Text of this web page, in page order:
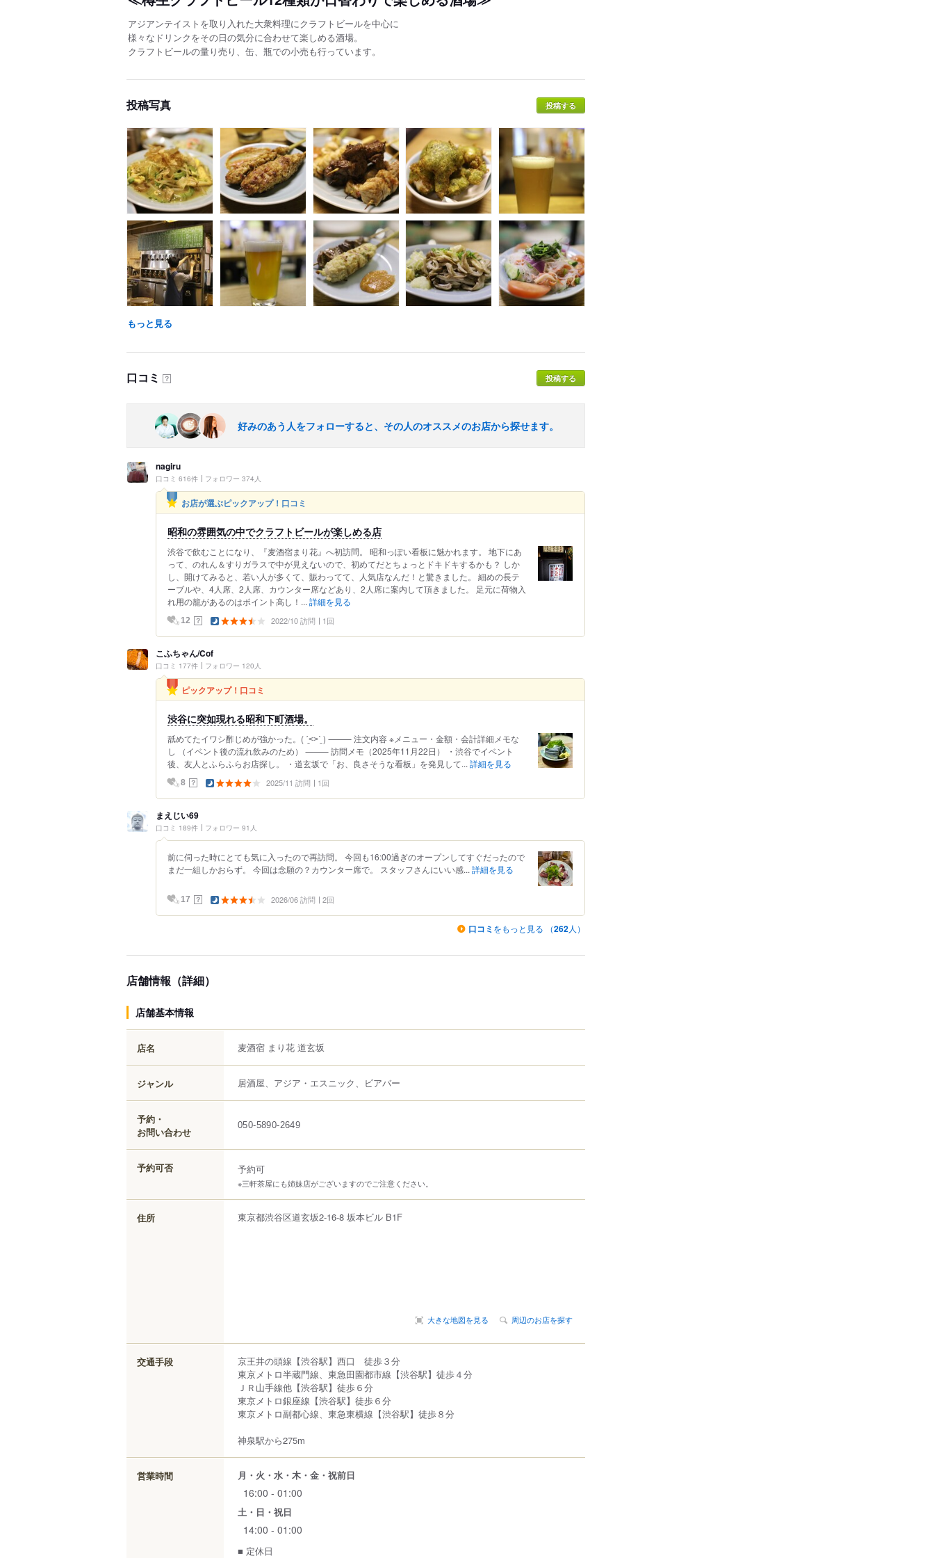
アジアンテイストを取り入れた大衆料理にクラフトビールを中心に
様々なドリンクをその日の気分に合わせて楽しめる酒場。
クラフトビールの量り売り、缶、瓶での小売も行っています。
投稿写真 投稿する
もっと見る
口コミ ？ 投稿する
好みのあう人をフォローすると、その人のオススメのお店から探せます。
nagiru
口コミ 616件 フォロワー 374人
お店が選ぶピックアップ！口コミ
昭和の雰囲気の中でクラフトビールが楽しめる店
渋谷で飲むことになり、『麦酒宿まり花』へ初訪問。 昭和っぽい看板に魅かれます。 地下にあ
って、のれん＆すりガラスで中が見えないので、初めてだとちょっとドキドキするかも？ しか
し、開けてみると、若い人が多くて、賑わってて、人気店なんだ！と驚きました。 細めの長テ
ーブルや、4人席、2人席、カウンター席などあり、2人席に案内して頂きました。 足元に荷物入
れ用の籠があるのはポイント高し！... 詳細を見る
12 ？ 2022/10 訪問 1回
こふちゃん/Cof
口コミ 177件 フォロワー 120人
ピックアップ！口コミ
渋谷に突如現れる昭和下町酒場。
舐めてたイワシ酢じめが強かった。( ˊ̱˂˃ˋ̱ ) ⸻ 注文内容 ※メニュー・金額・会計詳細メモな
し （イベント後の流れ飲みのため） ⸻ 訪問メモ（2025年11月22日） ・渋谷でイベント
後、友人とふらふらお店探し。 ・道玄坂で「お、良さそうな看板」を発見して... 詳細を見る
8 ？ 2025/11 訪問 1回
まえじい69
口コミ 189件 フォロワー 91人
前に伺った時にとても気に入ったので再訪問。 今回も16:00過ぎのオープンしてすぐだったので
まだ一組しかおらず。 今回は念願の？カウンター席で。 スタッフさんにいい感... 詳細を見る
17 ？ 2026/06 訪問 2回
口コミ をもっと見る （262人）
店舗情報（詳細）
店舗基本情報
店名 麦酒宿 まり花 道玄坂
ジャンル 居酒屋、アジア・エスニック、ビアバー
予約・
お問い合わせ
050-5890-2649
予約可否 予約可
※三軒茶屋にも姉妹店がございますのでご注意ください。
住所 東京都渋谷区道玄坂2-16-8 坂本ビル B1F
大きな地図を見る 周辺のお店を探す
交通手段
京王井の頭線【渋谷駅】西口 徒歩３分
東京メトロ半蔵門線、東急田園都市線【渋谷駅】徒歩４分
ＪＲ山手線他【渋谷駅】徒歩６分
東京メトロ銀座線【渋谷駅】徒歩６分
東京メトロ副都心線、東急東横線【渋谷駅】徒歩８分
神泉駅から275m
営業時間 月・火・水・木・金・祝前日
16:00 - 01:00
土・日・祝日
14:00 - 01:00
■ 定休日